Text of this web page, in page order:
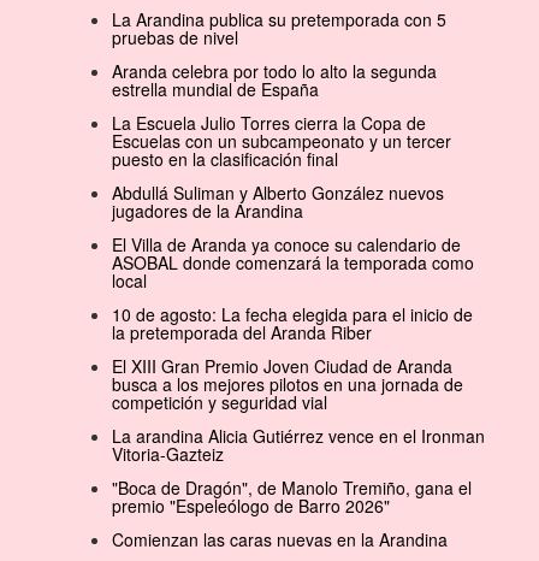
La Arandina publica su pretemporada con 5
pruebas de nivel
Aranda celebra por todo lo alto la segunda
estrella mundial de España
La Escuela Julio Torres cierra la Copa de
Escuelas con un subcampeonato y un tercer
puesto en la clasificación final
Abdullá Suliman y Alberto González nuevos
jugadores de la Arandina
El Villa de Aranda ya conoce su calendario de
ASOBAL donde comenzará la temporada como
local
10 de agosto: La fecha elegida para el inicio de
la pretemporada del Aranda Riber
El XIII Gran Premio Joven Ciudad de Aranda
busca a los mejores pilotos en una jornada de
competición y seguridad vial
La arandina Alicia Gutiérrez vence en el Ironman
Vitoria-Gazteiz
"Boca de Dragón", de Manolo Tremiño, gana el
premio "Espeleólogo de Barro 2026"
Comienzan las caras nuevas en la Arandina